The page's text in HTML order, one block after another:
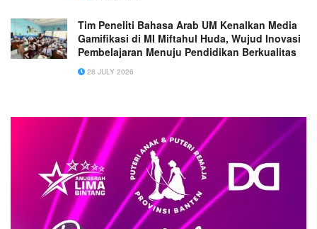
Tim Peneliti Bahasa Arab UM Kenalkan Media
Gamifikasi di MI Miftahul Huda, Wujud Inovasi
Pembelajaran Menuju Pendidikan Berkualitas
28 JULY 2026